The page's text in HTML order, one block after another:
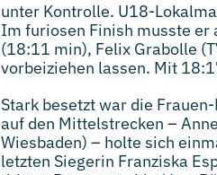
unter Kontrolle. U18-
Im furiosen Finish musste er
(18:11 min), Felix Grabolle
vorbeiziehen lassen. Mit
Stark besetzt war die
auf den Mittelstrecken –
Wiesbaden) – holte sich
letzten Siegerin Franziska